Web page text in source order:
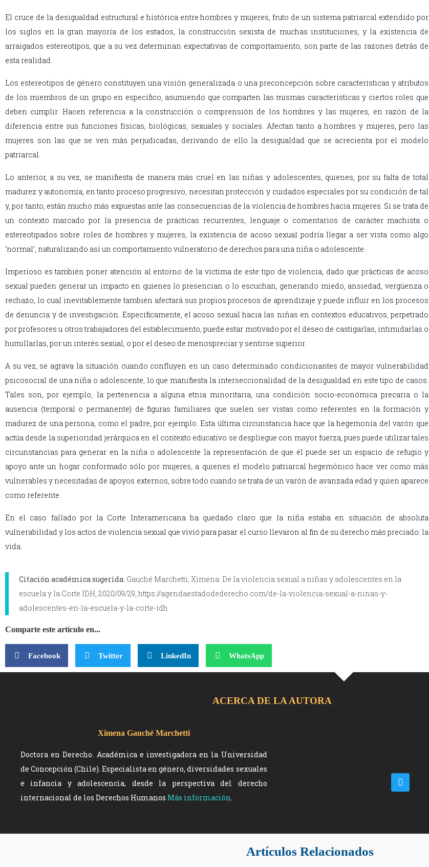
El cruce de la desigualdad estructural e histórica entre hombres y mujeres, fruto de un sistema patriarcal extendido por
los siglos en la gran mayoría de los estados, la construcción sexista de muchas instituciones, y la existencia de
arraigados estereotipos, que a su vez determinan expectativas de comportamiento, son parte de las razones detrás de
esta realidad.
Los estereotipos de género constituyen una visión generalizada o una preconcepción sobre características y atributos
de los miembros de un grupo en específico, asumiendo que comparten las mismas características y ciertos roles que
deben cumplir. Hacen referencia a la construcción o comprensión de los hombres y las mujeres, en razón de la
diferencia entre sus funciones físicas, biológicas, sexuales y sociales. Afectan tanto a hombres y mujeres, pero las
mujeres son las que se ven más perjudicadas, derivando de ello la desigualdad que se acrecienta por el modelo
patriarcal.
Lo anterior, a su vez, se manifiesta de manera más cruel en las niñas y adolescentes, quienes, por su falta de total
madurez y autonomía, en tanto proceso progresivo, necesitan protección y cuidados especiales por su condición de tal
y, por tanto, están mucho más expuestas ante las consecuencias de la violencia de hombres hacia mujeres. Si se trata de
un contexto marcado por la presencia de prácticas recurrentes, lenguaje o comentarios de carácter machista o
estereotipados sobre roles de hombres y mujeres, la existencia de acoso sexual podría llegar a ser vista como algo
‘normal’, naturalizando así un comportamiento vulneratorio de derechos para una niña o adolescente.
Imperioso es también poner atención al entorno de la víctima de este tipo de violencia, dado que prácticas de acoso
sexual pueden generar un impacto en quienes lo presencian o lo escuchan, generando miedo, ansiedad, vergüenza o
rechazo, lo cual inevitablemente también afectará sus propios procesos de aprendizaje y puede influir en los procesos
de denuncia y de investigación. Específicamente, el acoso sexual hacia las niñas en contextos educativos, perpetrado
por profesores u otros trabajadores del establecimiento, puede estar motivado por el deseo de castigarlas, intimidarlas o
humillarlas, por un interés sexual, o por el deseo de menospreciar y sentirse superior.
A su vez, se agrava la situación cuando confluyen en un caso determinado condicionantes de mayor vulnerabilidad
psicosocial de una niña o adolescente, lo que manifiesta la interseccionalidad de la desigualdad en este tipo de casos.
Tales son, por ejemplo, la pertenencia a alguna etnia minoritaria, una condición socio-económica precaria o la
ausencia (temporal o permanente) de figuras familiares que suelen ser vistas como referentes en la formación y
madurez de una persona, como el padre, por ejemplo. Esta última circunstancia hace que la hegemonía del varón que
actúa desde la superioridad jerárquica en el contexto educativo se despliegue con mayor fuerza, pues puede utilizar tales
circunstancias para generar en la niña o adolescente la representación de que él puede ser un espacio de refugio y
apoyo ante un hogar conformado sólo por mujeres, a quienes el modelo patriarcal hegemónico hace ver como más
vulnerables y necesitadas de apoyos externos, sobre todo cuando se trata de un varón de avanzada edad y quien aparece
como referente.
En el caso fallado por la Corte Interamericana ha quedado claro que la niña estaba en situación de absoluta
vulnerabilidad y los actos de violencia sexual que vivió para pasar el curso llevaron al fin de su derecho más preciado: la
vida.
Citación académica sugerida: Gauché Marchetti, Ximena: De la violencia sexual a niñas y adolescentes en la
escuela y la Corte IDH, 2020/09/29, https://agendaestadodederecho.com/de-la-violencia-sexual-a-ninas-y-
adolescentes-en-la-escuela-y-la-corte-idh
Comparte este artículo en...
Facebook Twitter LinkedIn WhatsApp
ACERCA DE LA AUTORA
Ximena Gauché Marchetti
Doctora en Derecho. Académica e investigadora en la Universidad
de Concepción (Chile). Especialista en género, diversidades sexuales
e infancia y adolescencia, desde la perspectiva del derecho
internacional de los Derechos Humanos Más información.
Artículos Relacionados